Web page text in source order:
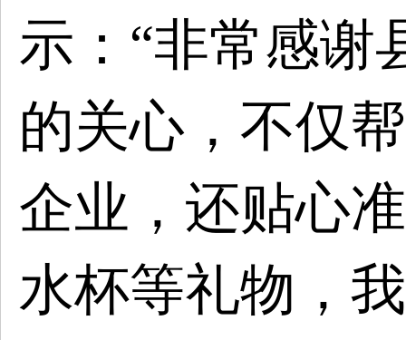
示：“非常感谢
的关心，不仅
企业，还贴心
水杯等礼物，